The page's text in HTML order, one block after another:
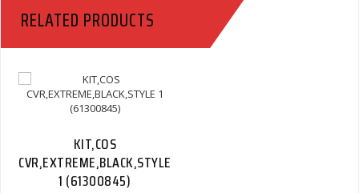
71500556.
Quantity
RELATED PRODUCTS
KIT,COS
CVR,EXTREME,BLACK,STYLE
1 (61300845)